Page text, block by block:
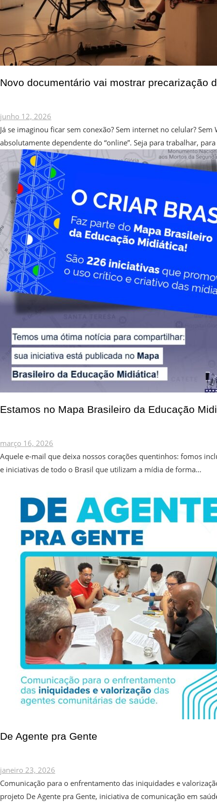
Novo documentário vai mostrar precarização
junho 12, 2026
Já se imaginou ficar sem conexão? Sem internet no celular?
absolutamente dependente do “online”. Seja para trabalhar,
Estamos no Mapa Brasileiro da Educação
março 16, 2026
Aquele e-mail que deixa nossos corações quentinhos: fomos
e iniciativas de todo o Brasil que utilizam a mídia de forma…
De Agente pra Gente
janeiro 23, 2026
Comunicação para o enfrentamento das iniquidades e
projeto De Agente pra Gente, iniciativa de comunicação em